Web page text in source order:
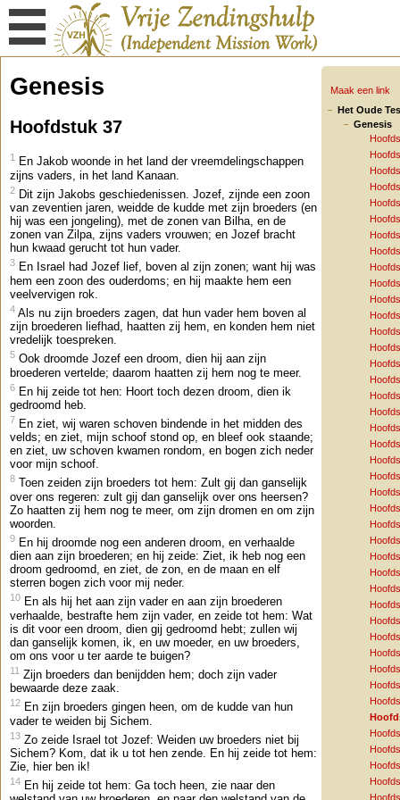
Maak een link
Het Oude
Genesis
Genesis
Hoofdstuk 37
1
En Jakob woonde in het land der vreemdelingschappen
zijns vaders, in het land Kanaan.
2 Dit zijn Jakobs geschiedenissen. Jozef, zijnde een zoon
van zeventien jaren, weidde de kudde met zijn broeders (en
hij was een jongeling), met de zonen van Bilha, en de
zonen van Zilpa, zijns vaders vrouwen; en Jozef bracht
hun kwaad gerucht tot hun vader.
3 En Israel had Jozef lief, boven al zijn zonen; want hij was
hem een zoon des ouderdoms; en hij maakte hem een
veelvervigen rok.
4 Als nu zijn broeders zagen, dat hun vader hem boven al
zijn broederen liefhad, haatten zij hem, en konden hem niet
vredelijk toespreken.
5 Ook droomde Jozef een droom, dien hij aan zijn
broederen vertelde; daarom haatten zij hem nog te meer.
6 En hij zeide tot hen: Hoort toch dezen droom, dien ik
gedroomd heb.
7 En ziet, wij waren schoven bindende in het midden des
velds; en ziet, mijn schoof stond op, en bleef ook staande;
en ziet, uw schoven kwamen rondom, en bogen zich neder
voor mijn schoof.
8
Toen zeiden zijn broeders tot hem: Zult gij dan ganselijk
over ons regeren: zult gij dan ganselijk over ons heersen?
Zo haatten zij hem nog te meer, om zijn dromen en om zijn
woorden.
9 En hij droomde nog een anderen droom, en verhaalde
dien aan zijn broederen; en hij zeide: Ziet, ik heb nog een
droom gedroomd, en ziet, de zon, en de maan en elf
sterren bogen zich voor mij neder.
10 En als hij het aan zijn vader en aan zijn broederen
verhaalde, bestrafte hem zijn vader, en zeide tot hem: Wat
is dit voor een droom, dien gij gedroomd hebt; zullen wij
dan ganselijk komen, ik, en uw moeder, en uw broeders,
om ons voor u ter aarde te buigen?
11 Zijn broeders dan benijdden hem; doch zijn vader
bewaarde deze zaak.
12 En zijn broeders gingen heen, om de kudde van hun
vader te weiden bij Sichem.
13 Zo zeide Israel tot Jozef: Weiden uw broeders niet bij
Sichem? Kom, dat ik u tot hen zende. En hij zeide tot hem:
Zie, hier ben ik!
14 En hij zeide tot hem: Ga toch heen, zie naar den